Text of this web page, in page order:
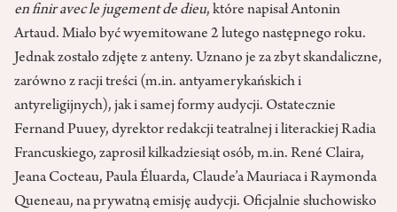
en finir avec le jugement de dieu, które napisał Antonin
Artaud. Miało być wyemitowane 2 lutego następnego roku.
Jednak zostało zdjęte z anteny. Uznano je za zbyt skandaliczne,
zarówno z racji treści (m.in. antyamerykańskich i
antyreligijnych), jak i samej formy audycji. Ostatecznie
Fernand Puuey, dyrektor redakcji teatralnej i literackiej Radia
Francuskiego, zaprosił kilkadziesiąt osób, m.in. René Claira,
Jeana Cocteau, Paula Éluarda, Claude’a Mauriaca i Raymonda
Queneau, na prywatną emisję audycji. Oficjalnie słuchowisko